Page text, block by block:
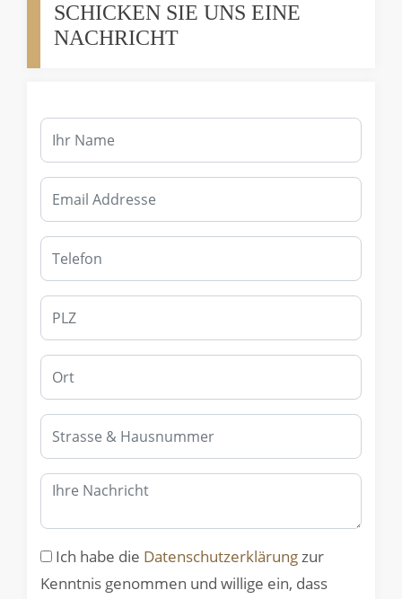
SCHICKEN SIE UNS EINE
NACHRICHT
Ich habe die Datenschutzerklärungzur
Kenntnis genommen und willige ein, dass